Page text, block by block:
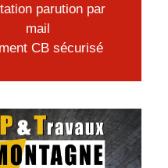
parution par
mail
CB sécurisé